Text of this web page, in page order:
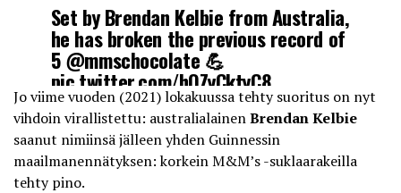
Set by Brendan Kelbie from Australia,
he has broken the previous record of
5@mmschocolate💪
pic.twitter.com/hQZyCktyC8
— Guinness World Records (@GWR)
February 18, 2022
Jo viime vuoden (2021) lokakuussa tehty suoritus on nyt
vihdoin virallistettu: australialainenBrendan Kelbie
saanut nimiinsä jälleen yhden Guinnessin
maailmanennätyksen: korkein M&M’s -suklaarakeilla
tehty pino.